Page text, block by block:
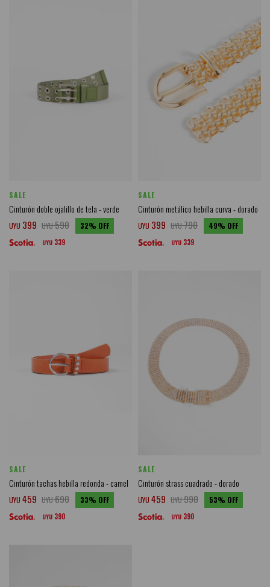
SALE
Cinturón doble ojalillo de tela - verde
UYU 399 UYU590 32
UYU 339
SALE
Cinturón metálico hebilla curva - dorado
UYU 399 UYU790 49
UYU 339
SALE
Cinturón tachas hebilla redonda - camel
UYU 459 UYU690 33
UYU 390
SALE
Cinturón strass cuadrado - dorado
UYU 459 UYU990 53
UYU 390